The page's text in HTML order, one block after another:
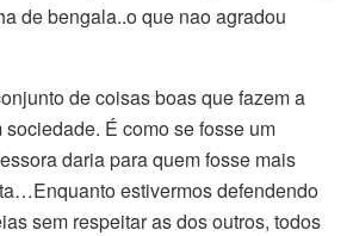
de bengala..o que nao agradou
de coisas boas que fazem a
É como se fosse um
daria para quem fosse mais
estivermos defendendo
sem respeitar as dos outros, todos